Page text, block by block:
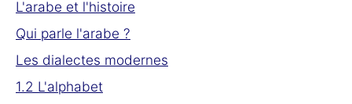
L'arabe et l'histoire
Qui parle l'arabe ?
Les dialectes modernes
1.2 L'alphabet